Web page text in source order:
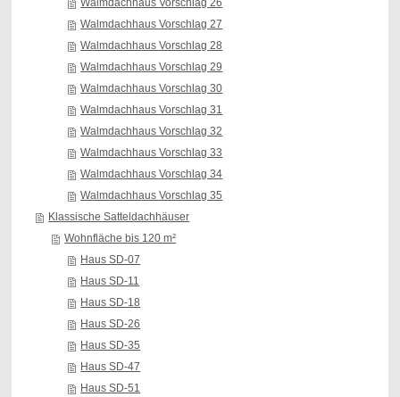
Walmdachhaus Vorschlag 27
Walmdachhaus Vorschlag 28
Walmdachhaus Vorschlag 29
Walmdachhaus Vorschlag 30
Walmdachhaus Vorschlag 31
Walmdachhaus Vorschlag 32
Walmdachhaus Vorschlag 33
Walmdachhaus Vorschlag 34
Walmdachhaus Vorschlag 35
Klassische Satteldachhäuser
Wohnfläche bis 120 m²
Haus SD-07
Haus SD-11
Haus SD-18
Haus SD-26
Haus SD-35
Haus SD-47
Haus SD-51